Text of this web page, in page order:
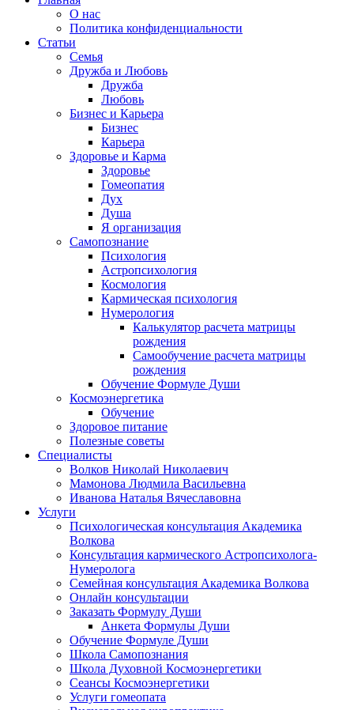
О нас
Политика конфиденциальности
Статьи
Семья
Дружба и Любовь
Дружба
Любовь
Бизнес и Карьера
Бизнес
Карьера
Здоровье и Карма
Здоровье
Гомеопатия
Дух
Душа
Я организация
Самопознание
Психология
Астропсихология
Космология
Кармическая психология
Нумерология
Калькулятор расчета матрицы
рождения
Самообучение расчета матрицы
рождения
Обучение Формуле Души
Космоэнергетика
Обучение
Здоровое питание
Полезные советы
Специалисты
Волков Николай Николаевич
Мамонова Людмила Васильевна
Иванова Наталья Вячеславовна
Услуги
Психологическая консультация Академика
Волкова
Консультация кармического Астропсихолога-
Нумеролога
Семейная консультация Академика Волкова
Онлайн консультации
Заказать Формулу Души
Анкета Формулы Души
Обучение Формуле Души
Школа Самопознания
Школа Духовной Космоэнергетики
Сеансы Космоэнергетики
Услуги гомеопата